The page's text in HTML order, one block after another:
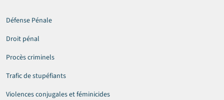
Défense Pénale
Droit pénal
Procès criminels
Trafic de stupéfiants
Violences conjugales et féminicides